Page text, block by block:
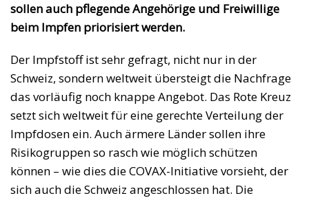
sollen auch pflegende Angehörige und Freiwillige
beim Impfen priorisiert werden.
Der Impfstoff ist sehr gefragt, nicht nur in der
Schweiz, sondern weltweit übersteigt die Nachfrage
das vorläufig noch knappe Angebot. Das Rote Kreuz
setzt sich weltweit für eine gerechte Verteilung der
Impfdosen ein. Auch ärmere Länder sollen ihre
Risikogruppen so rasch wie möglich schützen
können – wie dies die COVAX-Initiative vorsieht, der
sich auch die Schweiz angeschlossen hat. Die